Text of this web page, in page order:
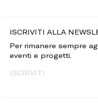
ISCRIVITI ALLA
Per rimanere sempre
eventi e progetti.
ISCRIVITI